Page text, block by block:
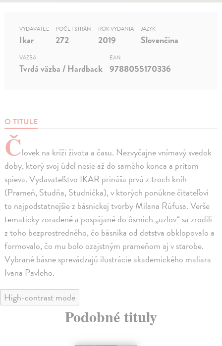
O TITULE
Človek na kríži života a času. Nezvyčajne vnímavý svedok
doby, ktorý svoj údel nesie až do samého konca a pritom
spieva. Vydavateľstvo IKAR prináša prvú z troch kníh
(Prameň, Studňa, Studnička), v ktorých ponúkne čitateľovi
to najpodstatnejšie z básnickej tvorby Milana Rúfusa. Verše
tematicky zoradené a pospájané do ôsmich „uzlov“ sa zrodili
z toho bezprostredného, čo básnika od detstva obklopovalo a
formovalo, čo mu bolo ozajstným prameňom aj v starobe.
Vybrané básne sprevádzajú ilustrácie akademického maliara
Ivana Pavleho.
VYDAVATEĽ
Ikar
POČET STRÁN
272
ROK VYDANIA
2019
JAZYK
Slovenčina
VÄZBA
Tvrdá väzba / Hardback
EAN
9788055170336
High-contrast mode
Podobné tituly